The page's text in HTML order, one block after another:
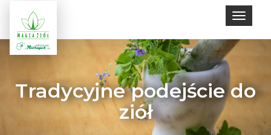
Toggle
Tradycyjne podejście do
ziół